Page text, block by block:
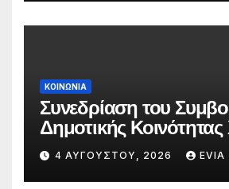
ΚΟΙΝΩΝΙΑ
Συνεδρίαση του
Δημοτικής
την 5 Αυγούστου
4 ΑΥΓΟΎΣΤΟΥ, 2026 EVIA